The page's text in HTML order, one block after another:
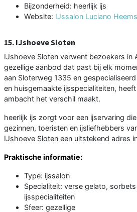
Bijzonderheid: heerlijk ijs
Website: IJssalon Luciano
15. IJshoeve Sloten
IJshoeve Sloten verwent bezoekers in
gezellige aanbod dat past bij elk
aan Sloterweg 1335 en
en huisgemaakte ijsspecialiteiten,
ambacht het verschil maakt.
heerlijk ijs zorgt voor een ijservaring
gezinnen, toeristen en ijsliefhebbers
IJshoeve Sloten een uitstekend adres
Praktische informatie:
Type: ijssalon
Specialiteit: verse gelato,
ijsspecialiteiten
Sfeer: gezellige